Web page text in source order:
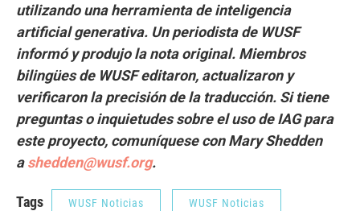
utilizando una herramienta de inteligencia
artificial generativa. Un periodista de WUSF
informó y produjo la nota original. Miembros
bilingües de WUSF editaron, actualizaron y
verificaron la precisión de la traducción. Si tiene
preguntas o inquietudes sobre el uso de IAG para
este proyecto, comuníquese con Mary Shedden
ashedden@wusf.org.
Tags WUSF Noticias WUSF Noticias